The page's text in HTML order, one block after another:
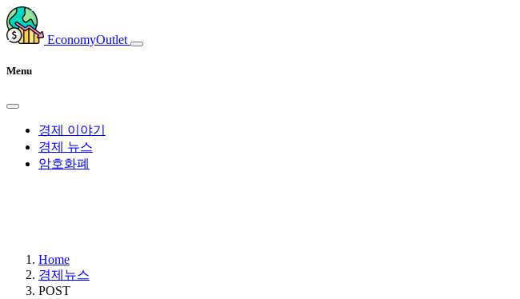
EconomyOutlet
Menu
경제 이야기
경제 뉴스
암호화폐
Home
경제뉴스
POST